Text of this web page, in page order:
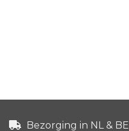
Bezorging in NL & BE